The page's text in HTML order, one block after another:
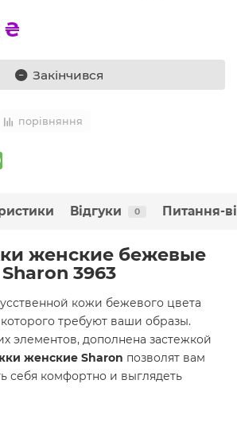
₴
Закінчився
порівняння
Відгуки 0 Питання-
женские бежевые
Sharon 3963
кожи бежевого цвета
требуют ваши образы.
элементов, дополнена застежкой
женские Sharon позволят вам
себя комфортно и выглядеть